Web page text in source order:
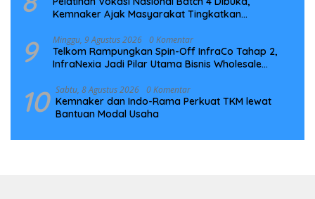
Kemnaker Ajak Masyarakat Tingkatkan
9 Minggu, 9 Agustus 2026 0 Komentar
Telkom Rampungkan Spin-Off InfraCo Tahap 2,
InfraNexia Jadi Pilar Utama Bisnis Wholesale
10 Sabtu, 8 Agustus 2026 0 Komentar
Kemnaker dan Indo-Rama Perkuat TKM lewat
Bantuan Modal Usaha